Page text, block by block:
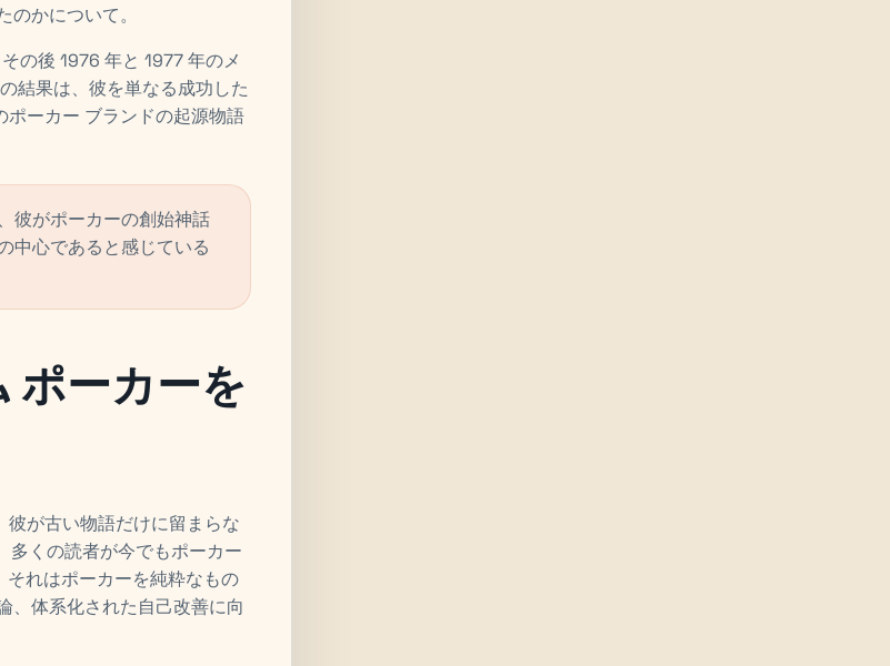
かについて。
の後 1976 年と 1977 年のメ
結果は、彼を単なる成功した
ーカー ブランドの起源物語
彼がポーカーの創始神話
中心であると感じている
ポーカーを
が古い物語だけに留まらな
多くの読者が今でもポーカー
れはポーカーを純粋なもの
、体系化された自己改善に向